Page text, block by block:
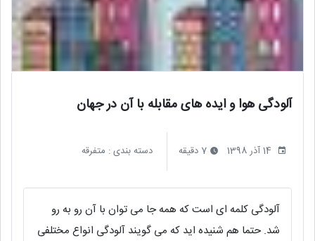
آلودگی هوا و ایده های مقابله با آن در جهان
14 آذر 1398 7 دقیقه دسته بندی : متفرقه
آلودگی کلمه ای است که همه جا می توان با آن رو به رو
شد. حتما هم شنیده اید که می گویند آلودگی انواع مختلفی